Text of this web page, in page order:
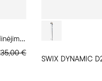
S
WIX QUANTUM 1 JUNIOR lygumų slidinėjimo lazdos
35,00 €